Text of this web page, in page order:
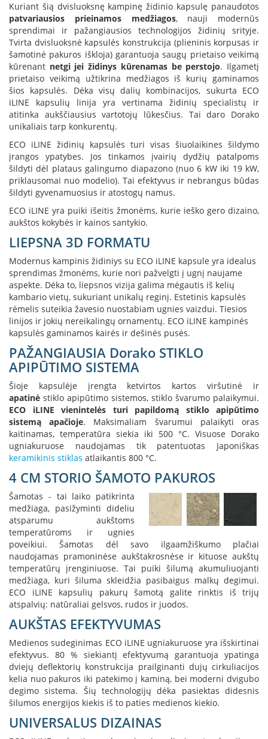
H
e
t
a
E
l
e
k
t
r
i
n
i
a
i
ž
i
d
i
n
i
a
i
O
r
t
a
k
i
a
i
i
r
į
r
a
n
g
a
K
r
š
t
o
o
r
o
v
e
n
i
i
a
t
o
r
i
a
i
Kuriant šią dvisluoksnę kampinę židinio kapsulę panaudotos
patvariausios prieinamos medžiagos, nauji modernūs
sprendimai ir pažangiausios technologijos židinių srityje.
Tvirta dvisluoksnė kapsulės konstrukcija (plieninis korpusas ir
šamotinė pakuros iškloja) garantuoja saugų prietaiso veikimą
kūrenant netgi jei židinys kūrenamas be perstojo. Ilgametį
prietaiso veikimą užtikrina medžiagos iš kurių gaminamos
šios kapsulės. Dėka visų dalių kombinacijos, sukurta ECO
iLINE kapsulių linija yra vertinama židinių specialistų ir
atitinka aukščiausius vartotojų lūkesčius. Tai daro Dorako
unikaliais tarp konkurentų.
ECO iLINE židinių kapsulės turi visas šiuolaikines šildymo
įrangos ypatybes. Jos tinkamos įvairių dydžių patalpoms
šildyti dėl plataus galingumo diapazono (nuo 6 kW iki 19 kW,
priklausomai nuo modelio). Tai efektyvus ir nebrangus būdas
šildyti gyvenamuosius ir atostogų namus.
ECO iLINE yra puiki išeitis žmonėms, kurie ieško gero dizaino,
aukštos kokybės ir kainos santykio.
LIEPSNA 3D FORMATU
Modernus kampinis židiniys su ECO iLINE kapsule yra idealus
sprendimas žmonėms, kurie nori pažvelgti į ugnį naujame
aspekte. Dėka to, liepsnos vizija galima mėgautis iš kelių
kambario vietų, sukuriant unikalų reginį. Estetinis kapsulės
rėmelis suteikia žavesio nuostabiam ugnies vaizdui. Tiesios
linijos ir jokių nereikalingų ornamentų. ECO iLINE kampinės
kapsulės gaminamos kairės ir dešinės pusės.
PAŽANGIAUSIA Dorako STIKLO
APIPŪTIMO SISTEMA
Šioje kapsulėje įrengta ketvirtos kartos viršutinė ir
apatinė stiklo apipūtimo sistemos, stiklo švarumo palaikymui.
ECO iLINE vienintelės turi papildomą stiklo apipūtimo
sistemą apačioje. Maksimaliam švarumui palaikyti oras
kaitinamas, temperatūra siekia iki 500 °C. Visuose Dorako
ugniakuruose naudojamas tik patentuotas Japoniškas
keramikinis stiklas atlaikantis 800 °C.
4 CM STORIO ŠAMOTO PAKUROS
Šamotas - tai laiko patikrinta
medžiaga, pasižyminti dideliu
atsparumu aukštoms
temperatūroms ir ugnies
poveikiui. Šamotas dėl savo ilgaamžiškumo plačiai
naudojamas pramoninėse aukštakrosnėse ir kituose aukštų
temperatūrų įrenginiuose. Tai puiki šilumą akumuliuojanti
medžiaga, kuri šiluma skleidžia pasibaigus malkų degimui.
ECO iLINE kapsulių pakurų šamotą galite rinktis iš trijų
atspalvių: natūraliai gelsvos, rudos ir juodos.
AUKŠTAS EFEKTYVUMAS
Medienos sudeginimas ECO iLINE ugniakuruose yra išskirtinai
efektyvus. 80 % siekiantį efektyvumą garantuoja ypatinga
dviejų deflektorių konstrukcija prailginanti dujų cirkuliacijos
kelia nuo pakuros iki patekimo į kaminą, bei moderni dvigubo
degimo sistema. Šių technologijų dėka pasiektas didesnis
šilumos energijos kiekis iš to paties medienos kiekio.
UNIVERSALUS DIZAINAS